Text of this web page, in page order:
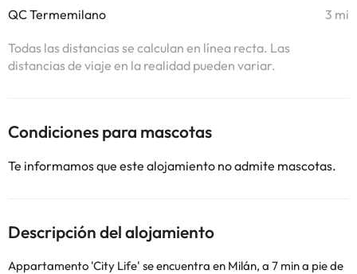
QC Termemilano 3 mi
Todas las distancias se calculan en línea recta. Las
distancias de viaje en la realidad pueden variar.
Condiciones para mascotas
Te informamos que este alojamiento no admite mascotas.
Descripción del alojamiento
Appartamento 'City Life' se encuentra en Milán, a 7 min a pie de